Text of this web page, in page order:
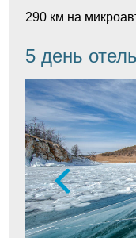
290 км на
5 день